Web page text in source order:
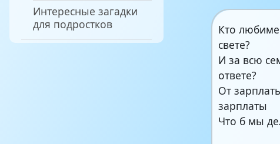
Интересные загадки
для подростков
Кто
свете?
И за всю
ответе?
От
зарплаты
Что б мы